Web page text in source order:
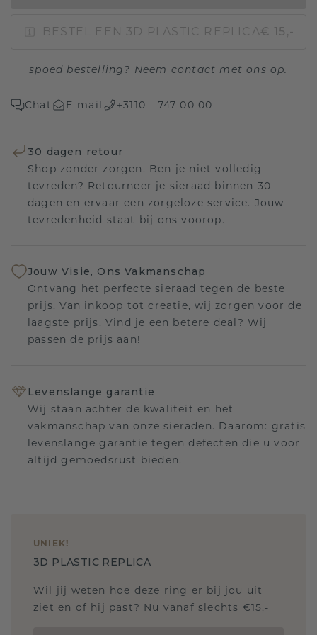
BESTEL EEN 3D PLASTIC REPLICA€ 15,-
spoed bestelling? Neem contact met ons op.
Chat E-mail +3110 - 747 00 00
30 dagen retour
Shop zonder zorgen. Ben je niet volledig
tevreden? Retourneer je sieraad binnen 30
dagen en ervaar een zorgeloze service. Jouw
tevredenheid staat bij ons voorop.
Jouw Visie, Ons Vakmanschap
Ontvang het perfecte sieraad tegen de beste
prijs. Van inkoop tot creatie, wij zorgen voor de
laagste prijs. Vind je een betere deal? Wij
passen de prijs aan!
Levenslange garantie
Wij staan achter de kwaliteit en het
vakmanschap van onze sieraden. Daarom: gratis
levenslange garantie tegen defecten die u voor
altijd gemoedsrust bieden.
UNIEK!
3D PLASTIC REPLICA
Wil jij weten hoe deze ring er bij jou uit
ziet en of hij past? Nu vanaf slechts €15,-